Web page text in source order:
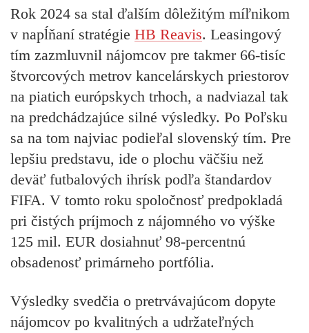
Rok 2024 sa stal ďalším dôležitým míľnikom
v napĺňaní stratégie HB Reavis. Leasingový
tím zazmluvnil nájomcov pre takmer 66-tisíc
štvorcových metrov kancelárskych priestorov
na piatich európskych trhoch, a nadviazal tak
na predchádzajúce silné výsledky. Po Poľsku
sa na tom najviac podieľal slovenský tím. Pre
lepšiu predstavu, ide o plochu väčšiu než
deväť futbalových ihrísk podľa štandardov
FIFA. V tomto roku spoločnosť predpokladá
pri čistých príjmoch z nájomného vo výške
125 mil. EUR dosiahnuť 98-percentnú
obsadenosť primárneho portfólia.
Výsledky svedčia o pretrvávajúcom dopyte
nájomcov po kvalitných a udržateľných